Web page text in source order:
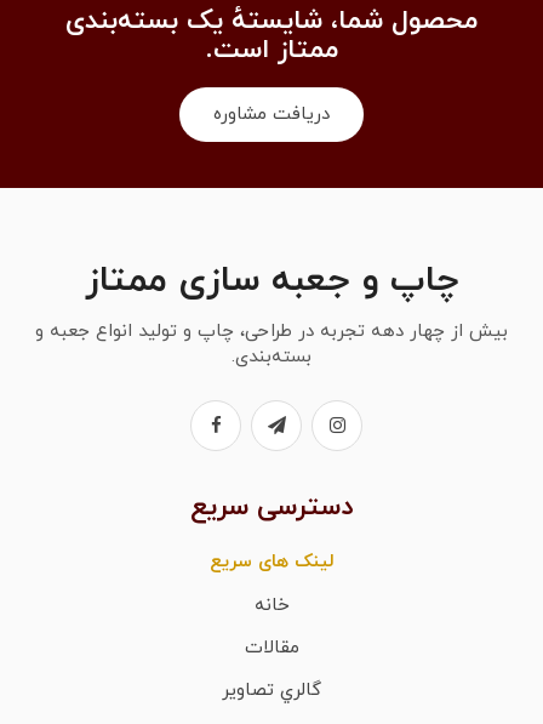
محصول شما، شایستهٔ یک بسته‌بندی
ممتاز است.
دریافت مشاوره
چاپ و جعبه سازی ممتاز
بیش از چهار دهه تجربه در طراحی، چاپ و تولید انواع جعبه و
بسته‌بندی.
دسترسی سریع
لینک های سریع
خانه
مقالات
گالري تصاوير